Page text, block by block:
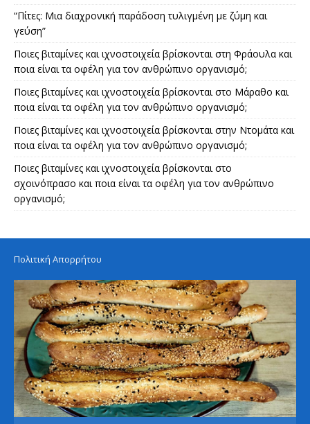
“Πίτες: Μια διαχρονική παράδοση τυλιγμένη με ζύμη και
γεύση”
Ποιες βιταμίνες και ιχνοστοιχεία βρίσκονται στη Φράουλα και
ποια είναι τα οφέλη για τον ανθρώπινο οργανισμό;
Ποιες βιταμίνες και ιχνοστοιχεία βρίσκονται στο Μάραθο και
ποια είναι τα οφέλη για τον ανθρώπινο οργανισμό;
Ποιες βιταμίνες και ιχνοστοιχεία βρίσκονται στην Ντομάτα και
ποια είναι τα οφέλη για τον ανθρώπινο οργανισμό;
Ποιες βιταμίνες και ιχνοστοιχεία βρίσκονται στο
σχοινόπρασο και ποια είναι τα οφέλη για τον ανθρώπινο
οργανισμό;
Πολιτική Απορρήτου